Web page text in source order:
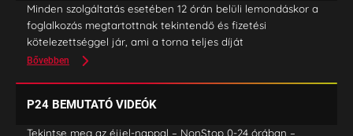
Minden szolgáltatás esetében 12 órán belüli lemondáskor a
foglalkozás megtartottnak tekintendő és fizetési
kötelezettséggel jár, ami a torna teljes díját
Bővebben
P24 BEMUTATÓ VIDEÓK
Tekintse meg az éjjel-nappal – NonStop 0-24 órában –